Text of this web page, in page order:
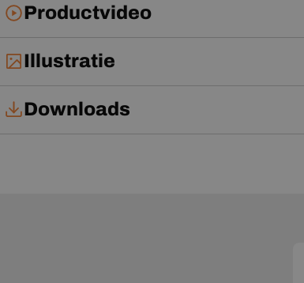
Productvideo
Illustratie
Downloads